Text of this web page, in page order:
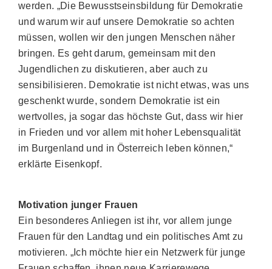
werden. „Die Bewusstseinsbildung für Demokratie
und warum wir auf unsere Demokratie so achten
müssen, wollen wir den jungen Menschen näher
bringen. Es geht darum, gemeinsam mit den
Jugendlichen zu diskutieren, aber auch zu
sensibilisieren. Demokratie ist nicht etwas, was uns
geschenkt wurde, sondern Demokratie ist ein
wertvolles, ja sogar das höchste Gut, dass wir hier
in Frieden und vor allem mit hoher Lebensqualität
im Burgenland und in Österreich leben können,“
erklärte Eisenkopf.
Motivation junger Frauen
Ein besonderes Anliegen ist ihr, vor allem junge
Frauen für den Landtag und ein politisches Amt zu
motivieren. „Ich möchte hier ein Netzwerk für junge